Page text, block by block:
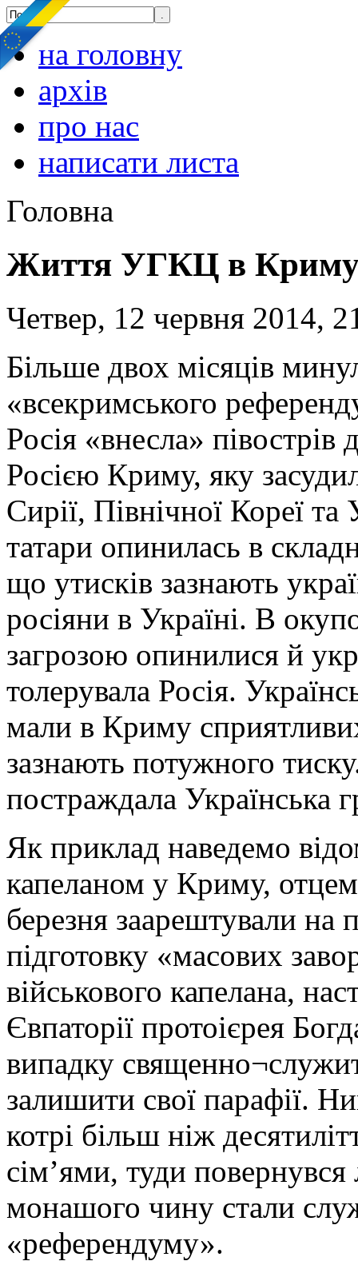
на головну
архів
про нас
написати листа
Головна
Життя УГКЦ в
Четвер, 12 червня 2014,
Більше двох місяців
«всекримського
Росія «внесла» півострів
Росією Криму, яку
Сирії, Північної Кореї
татари опинилась в
що утисків зазнають
росіяни в Україні. В
загрозою опинилися й
толерувала Росія.
мали в Криму
зазнають потужного
постраждала Українська
Як приклад наведемо
капеланом у Криму,
березня заарештували на
підготовку «масових
військового капелана,
Євпаторії протоієрея
випадку
залишити свої парафії.
котрі більш ніж
сім’ями, туди
монашого чину стали
«референдуму».